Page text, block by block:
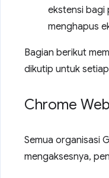
ekstensi bagi
menghapus
Bagian berikut
dikutip untuk
Chrome
Semua organisasi
mengaksesnya,